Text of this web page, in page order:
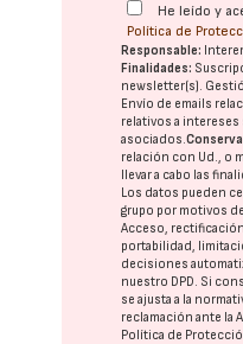
He leído y
Política de
Responsable:
Finalidades:
newsletter(s).
Envío de emails
relativos a intereses
asociados.
relación con Ud., o
llevar a cabo las
Los datos pueden
grupo por motivos
Acceso,
portabilidad,
decisiones
nuestro DPD. Si
se ajusta a la
reclamación ante la
Política de